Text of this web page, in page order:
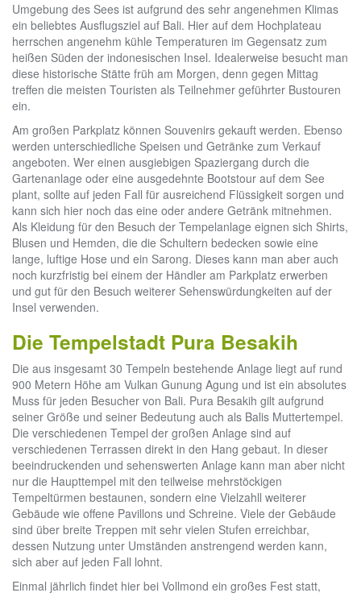
Umgebung des Sees ist aufgrund des sehr angenehmen Klimas
ein beliebtes Ausflugsziel auf Bali. Hier auf dem Hochplateau
herrschen angenehm kühle Temperaturen im Gegensatz zum
heißen Süden der indonesischen Insel. Idealerweise besucht man
diese historische Stätte früh am Morgen, denn gegen Mittag
treffen die meisten Touristen als Teilnehmer geführter Bustouren
ein.
Am großen Parkplatz können Souvenirs gekauft werden. Ebenso
werden unterschiedliche Speisen und Getränke zum Verkauf
angeboten. Wer einen ausgiebigen Spaziergang durch die
Gartenanlage oder eine ausgedehnte Bootstour auf dem See
plant, sollte auf jeden Fall für ausreichend Flüssigkeit sorgen und
kann sich hier noch das eine oder andere Getränk mitnehmen.
Als Kleidung für den Besuch der Tempelanlage eignen sich Shirts,
Blusen und Hemden, die die Schultern bedecken sowie eine
lange, luftige Hose und ein Sarong. Dieses kann man aber auch
noch kurzfristig bei einem der Händler am Parkplatz erwerben
und gut für den Besuch weiterer Sehenswürdungkeiten auf der
Insel verwenden.
Die Tempelstadt Pura Besakih
Die aus insgesamt 30 Tempeln bestehende Anlage liegt auf rund
900 Metern Höhe am Vulkan Gunung Agung und ist ein absolutes
Muss für jeden Besucher von Bali. Pura Besakih gilt aufgrund
seiner Größe und seiner Bedeutung auch als Balis Muttertempel.
Die verschiedenen Tempel der großen Anlage sind auf
verschiedenen Terrassen direkt in den Hang gebaut. In dieser
beeindruckenden und sehenswerten Anlage kann man aber nicht
nur die Haupttempel mit den teilweise mehrstöckigen
Tempeltürmen bestaunen, sondern eine Vielzahll weiterer
Gebäude wie offene Pavillons und Schreine. Viele der Gebäude
sind über breite Treppen mit sehr vielen Stufen erreichbar,
dessen Nutzung unter Umständen anstrengend werden kann,
sich aber auf jeden Fall lohnt.
Einmal jährlich findet hier bei Vollmond ein großes Fest statt,